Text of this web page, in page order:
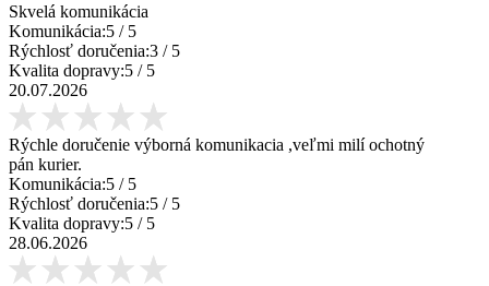
Skvelá komunikácia
Komunikácia:5 / 5
Rýchlosť doručenia:3 / 5
Kvalita dopravy:5 / 5
20.07.2026
Rýchle doručenie výborná komunikacia ,veľmi milí ochotný
pán kurier.
Komunikácia:5 / 5
Rýchlosť doručenia:5 / 5
Kvalita dopravy:5 / 5
28.06.2026